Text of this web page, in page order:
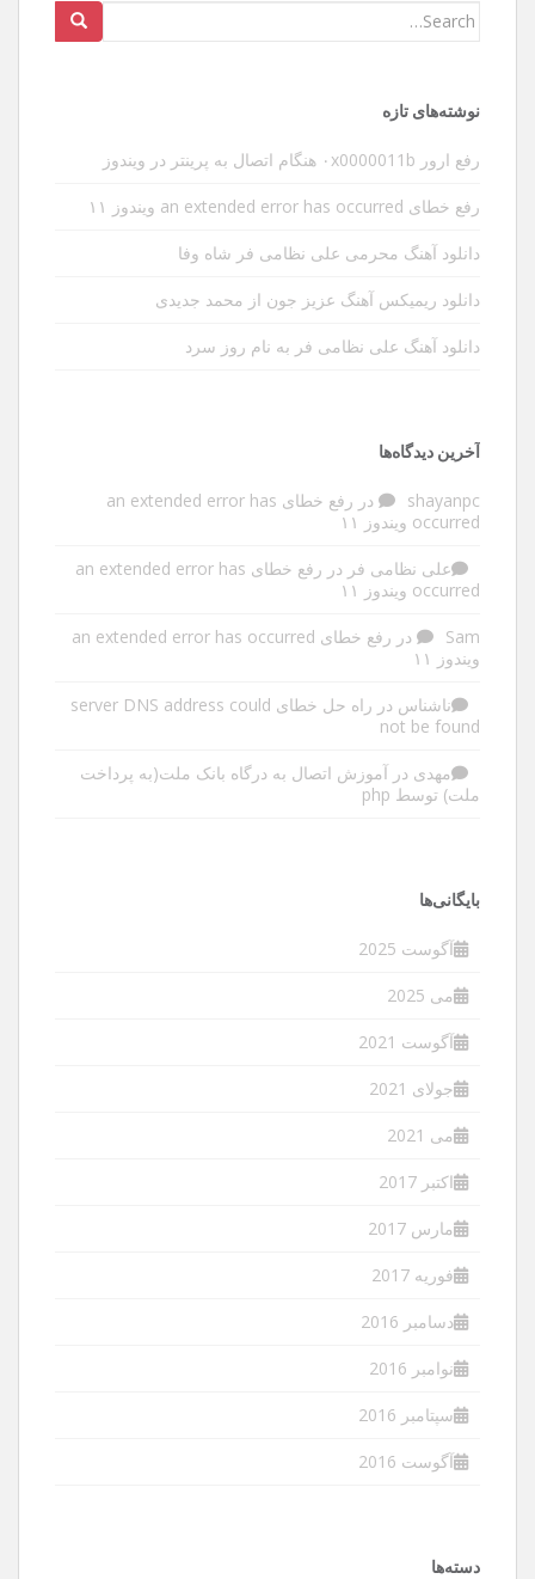
Search
نوشته‌های تازه
رفع ارور ۰x0000011b هنگام اتصال به پرینتر در ویندوز
رفع خطای an extended error has occurred ویندوز ۱۱
دانلود آهنگ محرمی علی نظامی فر شاه وفا
دانلود ریمیکس آهنگ عزیز جون از محمد جدیدی
دانلود آهنگ علی نظامی فر به نام روز سرد
آخرین دیدگاه‌ها
shayanpc در
رفع خطای an extended error has
occurred ویندوز ۱۱
علی نظامی فر در
رفع خطای an extended error has
occurred ویندوز ۱۱
Sam در
رفع خطای an extended error has occurred
ویندوز ۱۱
ناشناس در
راه حل خطای server DNS address could
not be found
مهدی در آموزش اتصال به درگاه بانک ملت(به پرداخت
ملت) توسط php
بایگانی‌ها
آگوست 2025
می 2025
آگوست 2021
جولای 2021
می 2021
اکتبر 2017
مارس 2017
فوریه 2017
دسامبر 2016
نوامبر 2016
سپتامبر 2016
آگوست 2016
دسته‌ها